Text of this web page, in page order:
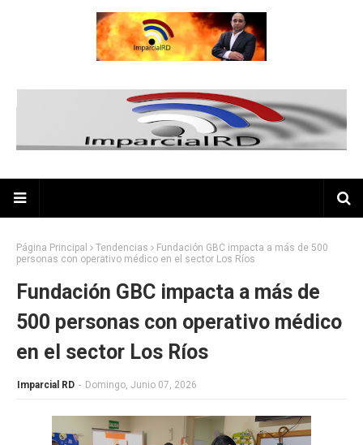
Página Principal Tendencias
Fundación GBC impacta a más de 500
personas con operativo médico en el sector Los Ríos
Fundación GBC impacta a más de
500 personas con operativo médico
en el sector Los Ríos
Imparcial RD - Domingo, Junio 07, 2026